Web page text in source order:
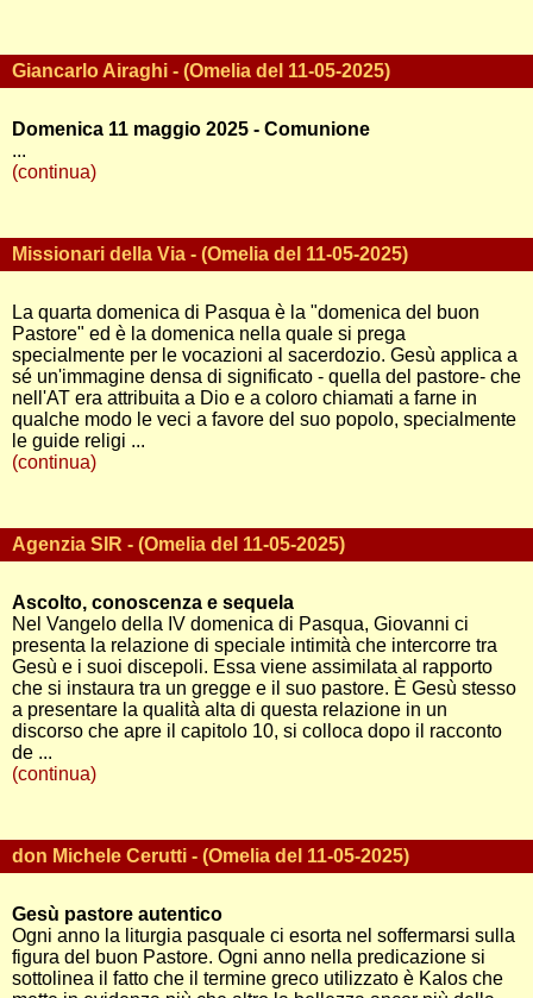
Giancarlo Airaghi - (Omelia del 11-05-2025)
Domenica 11 maggio 2025 - Comunione
...
(continua)
Missionari della Via - (Omelia del 11-05-2025)
La quarta domenica di Pasqua è la "domenica del buon
Pastore" ed è la domenica nella quale si prega
specialmente per le vocazioni al sacerdozio. Gesù applica a
sé un'immagine densa di significato - quella del pastore- che
nell'AT era attribuita a Dio e a coloro chiamati a farne in
qualche modo le veci a favore del suo popolo, specialmente
le guide religi ...
(continua)
Agenzia SIR - (Omelia del 11-05-2025)
Ascolto, conoscenza e sequela
Nel Vangelo della IV domenica di Pasqua, Giovanni ci
presenta la relazione di speciale intimità che intercorre tra
Gesù e i suoi discepoli. Essa viene assimilata al rapporto
che si instaura tra un gregge e il suo pastore. È Gesù stesso
a presentare la qualità alta di questa relazione in un
discorso che apre il capitolo 10, si colloca dopo il racconto
de ...
(continua)
don Michele Cerutti - (Omelia del 11-05-2025)
Gesù pastore autentico
Ogni anno la liturgia pasquale ci esorta nel soffermarsi sulla
figura del buon Pastore. Ogni anno nella predicazione si
sottolinea il fatto che il termine greco utilizzato è Kalos che